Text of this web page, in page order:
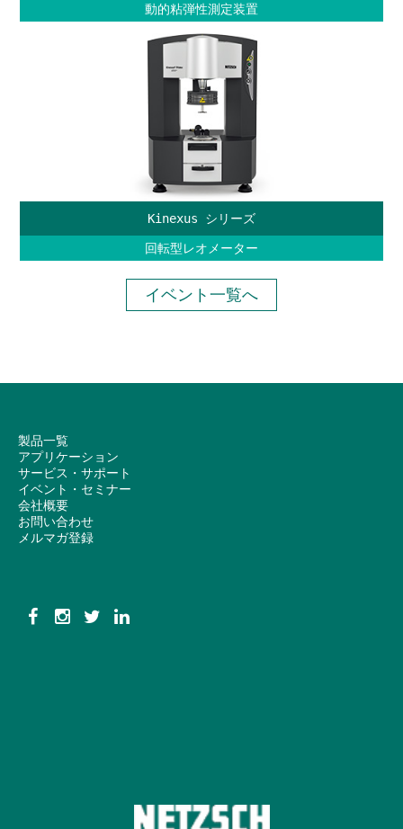
動的粘弾性測定装置
Kinexus シリーズ
回転型レオメーター
イベント一覧へ
製品一覧
アプリケーション
サービス・サポート
イベント・セミナー
会社概要
お問い合わせ
メルマガ登録